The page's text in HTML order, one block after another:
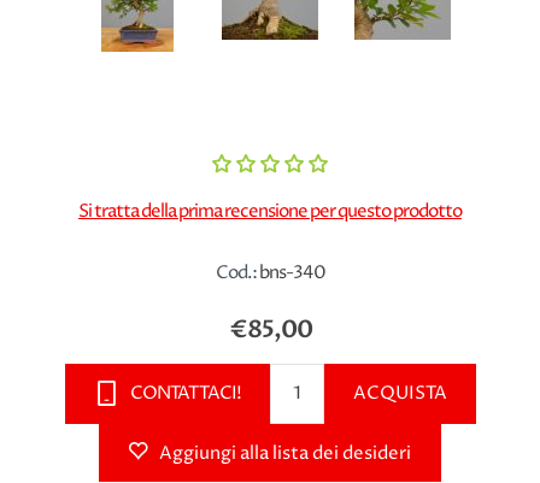
Si tratta della prima recensione per questo prodotto
Cod.:bns-340
€85,00
CONTATTACI! ACQUISTA
Aggiungi alla lista dei desideri